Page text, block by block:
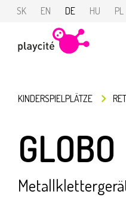
SK EN DE HU PL
KINDERSPIELPLÄTZE
GLOBO